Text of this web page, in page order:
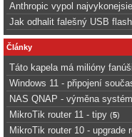
Anthropic vypol
Jak odhalit falešný USB
Články
Táto kapela má milióny
Windows 11 - připojení
NAS QNAP - výměna
MikroTik router 11 - tipy (5)
MikroTik router 10 - upgrade